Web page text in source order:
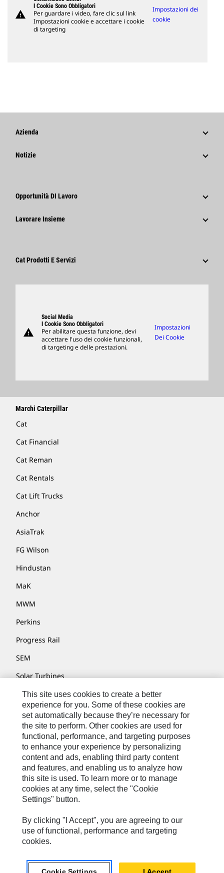
warning
I Cookie Sono Obbligatori
Per guardare i video, fare clic sul link
Impostazioni cookie e accettare i cookie
di targeting
Impostazioni dei
cookie
Azienda
Strategia
Codice Di Condotta
Innovazione
Notizie
Comunicati Stampa Aziendali
Opportunità DI Lavoro
Perché Caterpillar?
Lavorare Insieme
Fornitori
Cat Prodotti E Servizi
Support
Merchandising
Trova Un Dealer
warning
Social Media
I Cookie Sono Obbligatori
Per abilitare questa funzione, devi
accettare l'uso dei cookie funzionali,
di targeting e delle prestazioni.
Impostazioni
Dei Cookie
Marchi Caterpillar
Cat
Cat Financial
Cat Reman
Cat Rentals
Cat Lift Trucks
Anchor
AsiaTrak
FG Wilson
Hindustan
MaK
MWM
Perkins
Progress Rail
SEM
Solar Turbines
SPM Oil & Gas
Turner Powertrain Systems
Contatti
Mappa Del Sito
Cookie Settings
Informazioni Legali
Privacy
Cat.com
Caterpillar © 2026. Tutti i diritti riservati.
This site uses cookies to create a better
experience for you. Some of these cookies are
set automatically because they’re necessary for
the site to perform. Other cookies are used for
functional, performance, and targeting purposes
to enhance your experience by personalizing
content and ads, enabling third party content
and features, and enabling us to analyze how
this site is used. To learn more or to manage
cookies at any time, select the "Cookie
Settings" button.
By clicking "I Accept", you are agreeing to our
use of functional, performance and targeting
cookies.